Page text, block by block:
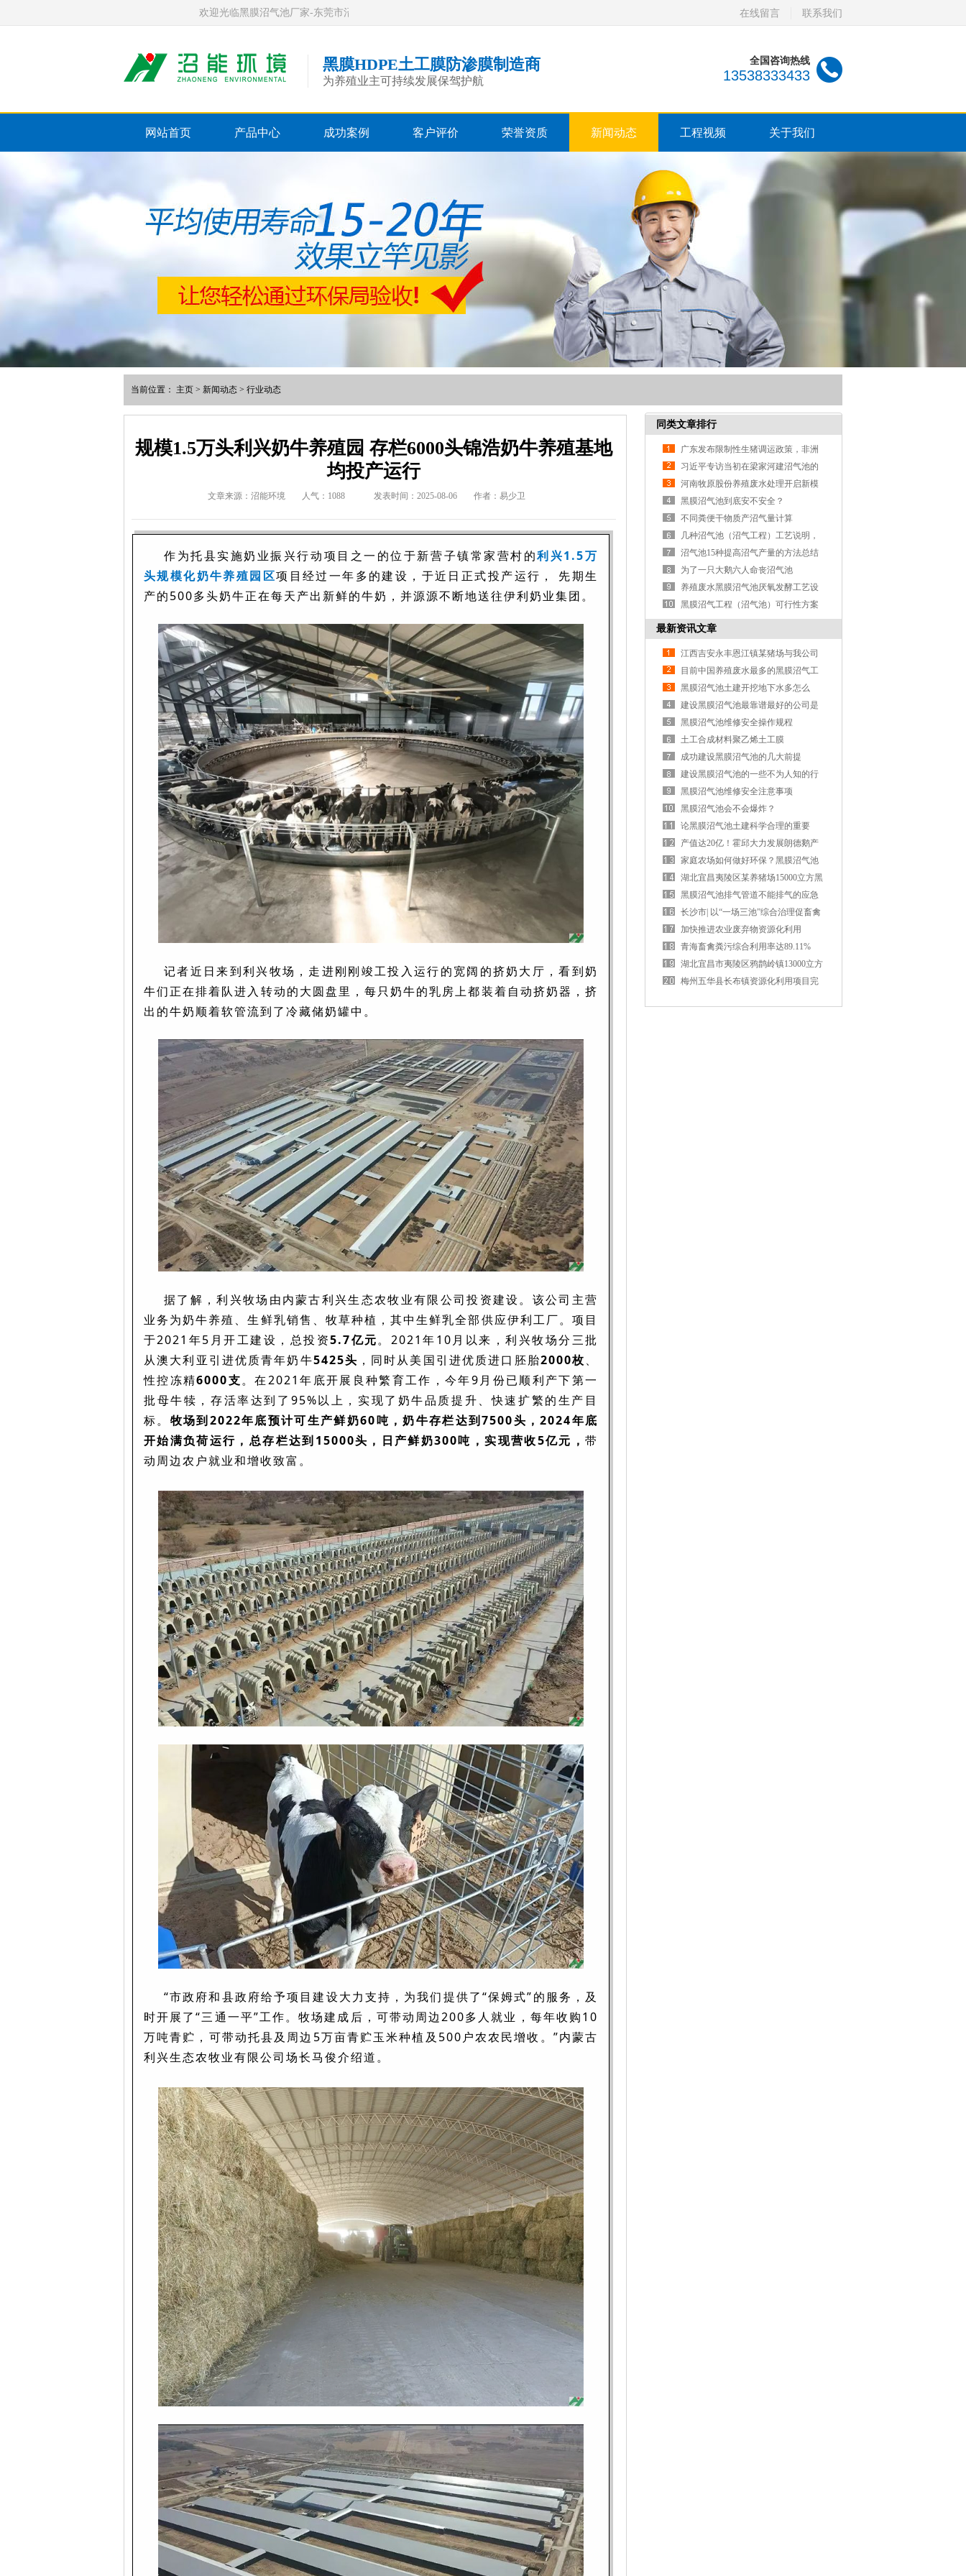
欢迎光临黑膜沼气池厂家-东莞市沼能环保有限公司 在线留言 联系我们
黑膜HDPE土工膜防渗膜制造商
为养殖业主可持续发展保驾护航
全国咨询热线
13538333433
网站首页 产品中心 成功案例 客户评价 荣誉资质 新闻动态 工程视频 关于我们
当前位置： 主页 > 新闻动态 > 行业动态
规模1.5万头利兴奶牛养殖园 存栏6000头锦浩奶牛养殖基地
均投产运行
文章来源：沼能环境 人气： 1088 发表时间：2025-08-06 作者：易少卫
作为托县实施奶业振兴行动项目之一的位于新营子镇常家营村的利兴1.5万
头规模化奶牛养殖园区项目经过一年多的建设，于近日正式投产运行， 先期生
产的500多头奶牛正在每天产出新鲜的牛奶，并源源不断地送往伊利奶业集团。
记者近日来到利兴牧场，走进刚刚竣工投入运行的宽阔的挤奶大厅，看到奶
牛们正在排着队进入转动的大圆盘里，每只奶牛的乳房上都装着自动挤奶器，挤
出的牛奶顺着软管流到了冷藏储奶罐中。
据了解，利兴牧场由内蒙古利兴生态农牧业有限公司投资建设。该公司主营
业务为奶牛养殖、生鲜乳销售、牧草种植，其中生鲜乳全部供应伊利工厂。项目
于2021年5月开工建设，总投资5.7亿元。2021年10月以来，利兴牧场分三批
从澳大利亚引进优质青年奶牛5425头 ，同时从美国引进优质进口胚胎2000枚、
性控冻精6000支。在2021年底开展良种繁育工作，今年9月份已顺利产下第一
批母牛犊，存活率达到了95%以上，实现了奶牛品质提升、快速扩繁的生产目
标。 牧场到2022年底预计可生产鲜奶60吨，奶牛存栏达到7500头，2024年底
开始满负荷运行，总存栏达到15000头，日产鲜奶300吨，实现营收5亿元， 带
动周边农户就业和增收致富。
“市政府和县政府给予项目建设大力支持，为我们提供了“保姆式”的服务，及
时开展了“三通一平”工作。牧场建成后，可带动周边200多人就业，每年收购10
万吨青贮，可带动托县及周边5万亩青贮玉米种植及500户农农民增收。 ”内蒙古
利兴生态农牧业有限公司场长马俊介绍道。
同类文章排行
广东发布限制性生猪调运政策，非洲
猪瘟强制扑杀实行分级补偿标准，最
高12
习近平专访当初在梁家河建沼气池的
亲身经历
河南牧原股份养殖废水处理开启新模
式
黑膜沼气池到底安不安全？
不同粪便干物质产沼气量计算
几种沼气池（沼气工程）工艺说明，
你那里适合哪种？
沼气池15种提高沼气产量的方法总结
为了一只大鹅六人命丧沼气池
养殖废水黑膜沼气池厌氧发酵工艺设
计
黑膜沼气工程（沼气池）可行性方案
最新资讯文章
江西吉安永丰恩江镇某猪场与我公司
签约黑膜沼气池合同
目前中国养殖废水最多的黑膜沼气工
程酵解风屏案例公司
黑膜沼气池土建开挖地下水多怎么
办？
建设黑膜沼气池最靠谱最好的公司是
哪家？
黑膜沼气池维修安全操作规程
土工合成材料聚乙烯土工膜
GBT17643--2025标准2025年11月1日实
施
成功建设黑膜沼气池的几大前提
建设黑膜沼气池的一些不为人知的行
业内幕
黑膜沼气池维修安全注意事项
黑膜沼气池会不会爆炸？
论黑膜沼气池土建科学合理的重要
产值达20亿！霍邱大力发展朗德鹅产
业！计划引进2000只法国祖代朗德鹅
种苗……
家庭农场如何做好环保？黑膜沼气池
对猪场粪污资源化利用技术的助力！
湖北宜昌夷陵区某养猪场15000立方黑
膜沼气工程成功竣工
黑膜沼气池排气管道不能排气的应急
处理方式
长沙市| 以“一场三池”综合治理促畜禽
粪污资源化利用
加快推进农业废弃物资源化利用
青海畜禽粪污综合利用率达89.11%
湖北宜昌市夷陵区鸦鹊岭镇13000立方
黑膜沼气池及资源化利用项目
梅州五华县长布镇资源化利用项目完